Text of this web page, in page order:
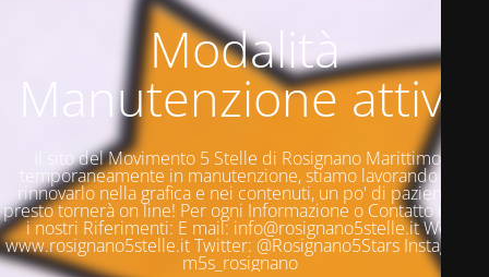
Modalità
Manutenzione attiva
Il sito del Movimento 5 Stelle di Rosignano Marittimo è
temporaneamente in manutenzione, stiamo lavorando per
rinnovarlo nella grafica e nei contenuti, un po' di pazienza e
presto tornerà on line! Per ogni Informazione o Contatto questi
i nostri Riferimenti: E mail: info@rosignano5stelle.it Web:
www.rosignano5stelle.it Twitter: @Rosignano5Stars Instagram:
m5s_rosignano